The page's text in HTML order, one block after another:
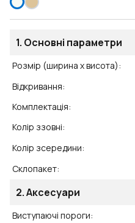
1. Основні параметри
Розмір (ширина x висота):
Відкривання:
Комплектація:
Колір ззовні:
Колір зсередини:
Склопакет:
2.Аксесуари
Виступаючі пороги: